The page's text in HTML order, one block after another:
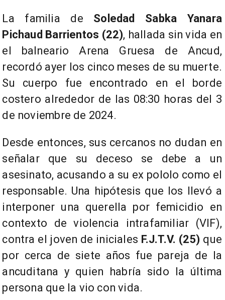
La familia de Soledad Sabka Yanara
Pichaud Barrientos (22), hallada sin vida en
el balneario Arena Gruesa de Ancud,
recordó ayer los cinco meses de su muerte.
Su cuerpo fue encontrado en el borde
costero alrededor de las 08:30 horas del 3
de noviembre de 2024.
Desde entonces, sus cercanos no dudan en
señalar que su deceso se debe a un
asesinato, acusando a su ex pololo como el
responsable. Una hipótesis que los llevó a
interponer una querella por femicidio en
contexto de violencia intrafamiliar (VIF),
contra el joven de iniciales F.J.T.V. (25) que
por cerca de siete años fue pareja de la
ancuditana y quien habría sido la última
persona que la vio con vida.